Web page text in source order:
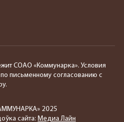
СОАО «Коммунарка». Условия
письменному согласованию с
2025
сайта: Медиа Лайн